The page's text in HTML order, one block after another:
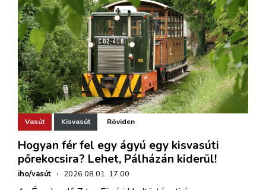
Vasút Kisvasút Röviden
Hogyan fér fel egy ágyú egy kisvasúti
pőrekocsira? Lehet, Pálházán kiderül!
iho/vasút · 2026.08.01. 17:00